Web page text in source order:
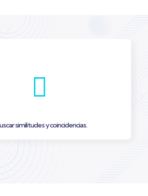
similitudes y coincidencias.